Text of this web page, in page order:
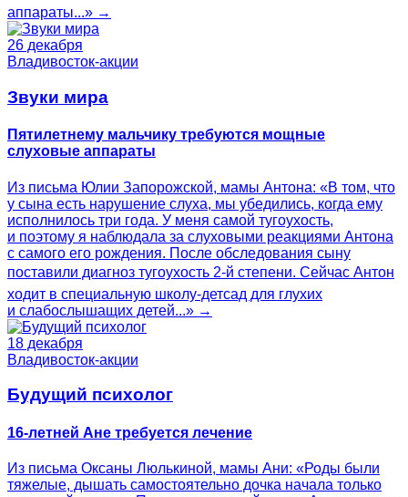
аппараты...» →
26 декабря
Владивосток-акции
Звуки мира
Пятилетнему мальчику требуются мощные
слуховые аппараты
Из письма Юлии Запорожской, мамы Антона: «В том, что
у сына есть нарушение слуха, мы убедились, когда ему
исполнилось три года. У меня самой тугоухость,
и поэтому я наблюдала за слуховыми реакциями Антона
с самого его рождения. После обследования сыну
поставили диагноз тугоухость 2-й степени. Сейчас Антон
ходит в специальную школу-детсад для глухих
и слабослышащих детей...» →
18 декабря
Владивосток-акции
Будущий психолог
16-летней Ане требуется лечение
Из письма Оксаны Люлькиной, мамы Ани: «Роды были
тяжелые, дышать самостоятельно дочка начала только